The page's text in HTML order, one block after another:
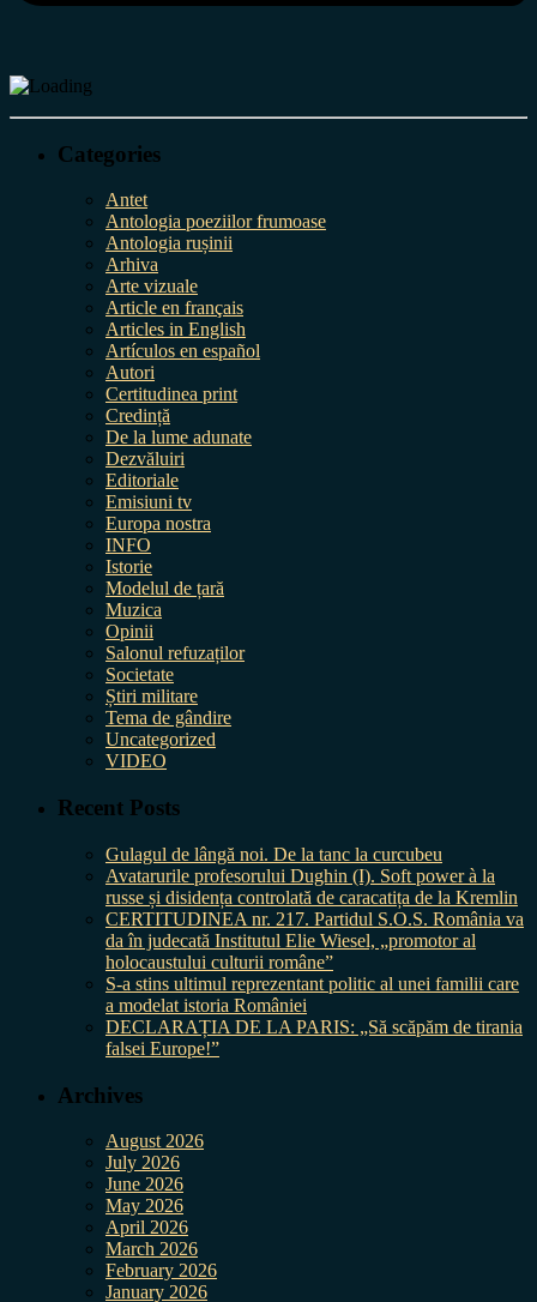
Categories
Antet
Antologia poeziilor frumoase
Antologia rușinii
Arhiva
Arte vizuale
Article en français
Articles in English
Artículos en español
Autori
Certitudinea print
Credință
De la lume adunate
Dezvăluiri
Editoriale
Emisiuni tv
Europa nostra
INFO
Istorie
Modelul de țară
Muzica
Opinii
Salonul refuzaților
Societate
Știri militare
Tema de gândire
Uncategorized
VIDEO
Recent Posts
Gulagul de lângă noi. De la tanc la curcubeu
Avatarurile profesorului Dughin (I). Soft power à la
russe și disidența controlată de caracatița de la Kremlin
CERTITUDINEA nr. 217. Partidul S.O.S. România va
da în judecată Institutul Elie Wiesel, „promotor al
holocaustului culturii române”
S-a stins ultimul reprezentant politic al unei familii care
a modelat istoria României
DECLARAȚIA DE LA PARIS: „Să scăpăm de tirania
falsei Europe!”
Archives
August 2026
July 2026
June 2026
May 2026
April 2026
March 2026
February 2026
January 2026